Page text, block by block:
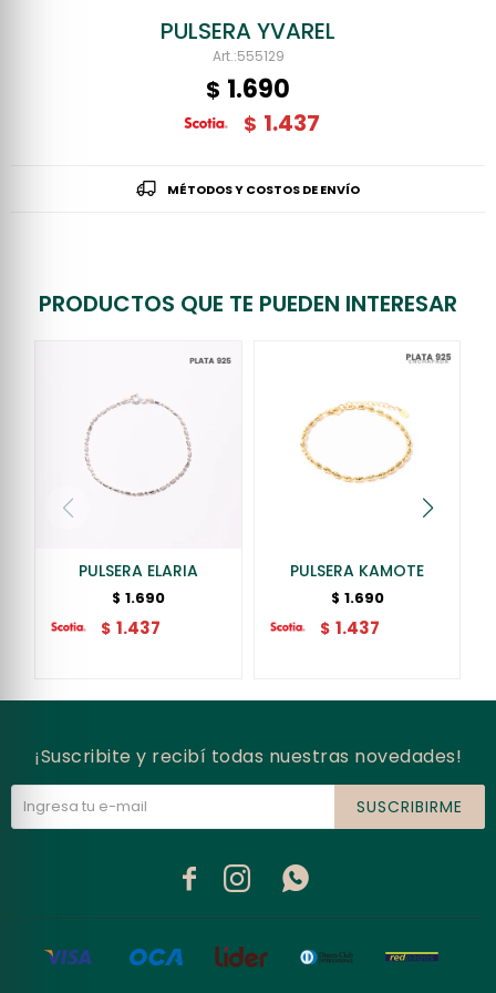
PULSERA YVAREL
555129
$ 1.690
$ 1.437
MÉTODOS Y COSTOS DE ENVÍO
PRODUCTOS QUE TE PUEDEN INTERESAR
PULSERA ELARIA
$ 1.690
$ 1.437
PULSERA KAMOTE
$ 1.690
$ 1.437
¡Suscribite y recibí todas nuestras novedades!
SUSCRIBIRME
  